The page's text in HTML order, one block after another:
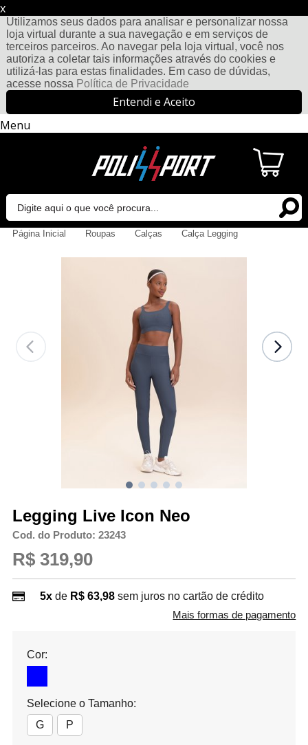
x
Utilizamos seus dados para analisar e personalizar nossa
loja virtual durante a sua navegação e em serviços de
terceiros parceiros. Ao navegar pela loja virtual, você nos
autoriza a coletar tais informações através do cookies e
utilizá-las para estas finalidades. Em caso de dúvidas,
acesse nossa Política de Privacidade
Entendi e Aceito
Menu
Página Inicial Roupas Calças Calça Legging
Legging Live Icon Neo
Cod. do Produto: 23243
R$ 319,90
5xde R$ 63,98 sem juros no cartão de crédito
Mais formas de pagamento
Cor:
Selecione o Tamanho:
G
P